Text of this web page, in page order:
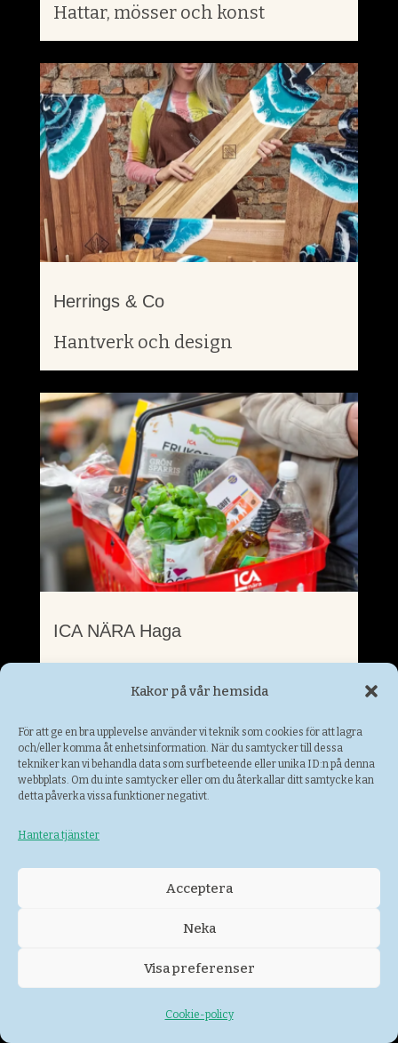
Kakor på vår hemsida
För att ge en bra upplevelse använder vi teknik som cookies för att lagra
och/eller komma åt enhetsinformation. När du samtycker till dessa
tekniker kan vi behandla data som surfbeteende eller unika ID:n på denna
webbplats. Om du inte samtycker eller om du återkallar ditt samtycke kan
detta påverka vissa funktioner negativt.
Hantera tjänster
Acceptera
Neka
Visa preferenser
Cookie-policy
Hattar, mösser och konst
Herrings & Co
Hantverk och design
ICA NÄRA Haga
Indigo Design